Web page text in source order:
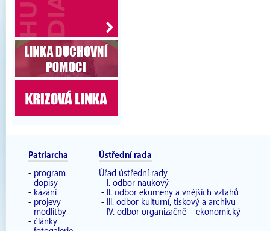
Patriarcha
- program
- dopisy
- kázání
- projevy
- modlitby
- články
Ústřední rada
Úřad ústřední rady
- I. odbor naukový
-
II. odbor ekumeny a vnějších vztahů
-
III. odbor kulturní, tiskový a archivu
- IV. odbor organizačně – ekonomický